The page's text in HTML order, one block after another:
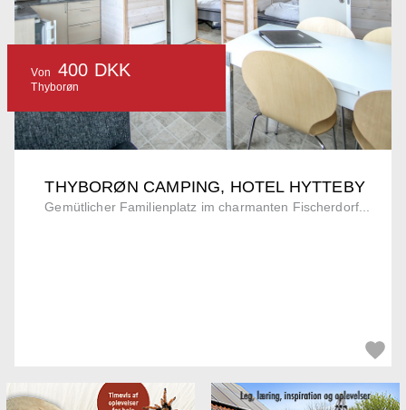
THYBORØN CAMPING, HOTEL HYTTEBY
Gemütlicher Familienplatz im charmanten Fischerdorf...
Von 400 DKK
Thyborøn